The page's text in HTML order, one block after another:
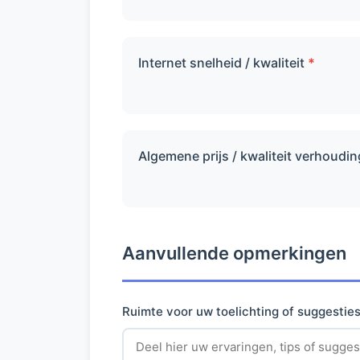
Internet snelheid / kwaliteit *
Algemene prijs / kwaliteit
Aanvullende opmerkingen
Ruimte voor uw toelichting of suggesties